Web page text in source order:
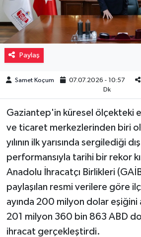
Paylaş
Samet Koçum 07.07.2026 - 10:57
Dk
Gaziantep'in küresel ölçekteki
ve ticaret merkezlerinden biri
yılının ilk yarısında sergilediği
performansıyla tarihi bir rekor
Anadolu İhracatçı Birlikleri
paylaşılan resmi verilere göre
ayında 200 milyon dolar eşiğini
201 milyon 360 bin 863 ABD
ihracat gerçekleştirdi.
Resmi İlanlar
Sağlık
Teknoloji
Türkiye
Video Haber
Yaşam